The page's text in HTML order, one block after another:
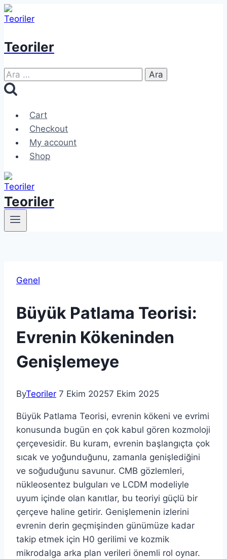
Skip
to
Teoriler
Arama:
Cart
Checkout
My account
Shop
Teoriler
Genel
Büyük Patlama Teorisi:
Evrenin Kökeninden
Genişlemeye
ByTeoriler 7 Ekim 20257 Ekim 2025
Büyük Patlama Teorisi, evrenin kökeni ve evrimi
konusunda bugün en çok kabul gören kozmoloji
çerçevesidir. Bu kuram, evrenin başlangıçta çok
sıcak ve yoğunduğunu, zamanla genişlediğini
ve soğuduğunu savunur. CMB gözlemleri,
nükleosentez bulguları ve LCDM modeliyle
uyum içinde olan kanıtlar, bu teoriyi güçlü bir
çerçeve haline getirir. Genişlemenin izlerini
evrenin derin geçmişinden günümüze kadar
takip etmek için H0 gerilimi ve kozmik
mikrodalga arka plan verileri önemli rol oynar.